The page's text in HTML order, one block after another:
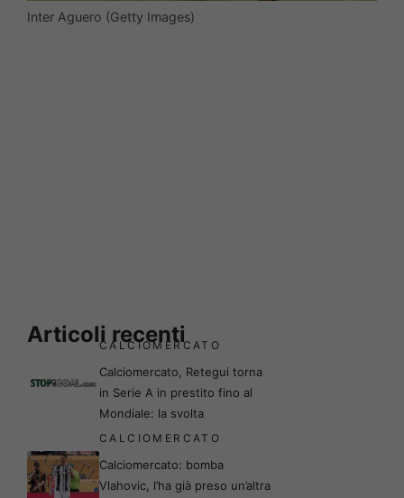
Inter Aguero (Getty Images)
Articoli recenti
CALCIOMERCATO
Calciomercato, Retegui torna
in Serie A in prestito fino al
Mondiale: la svolta
CALCIOMERCATO
Calciomercato: bomba
Vlahovic, l’ha già preso un’altra